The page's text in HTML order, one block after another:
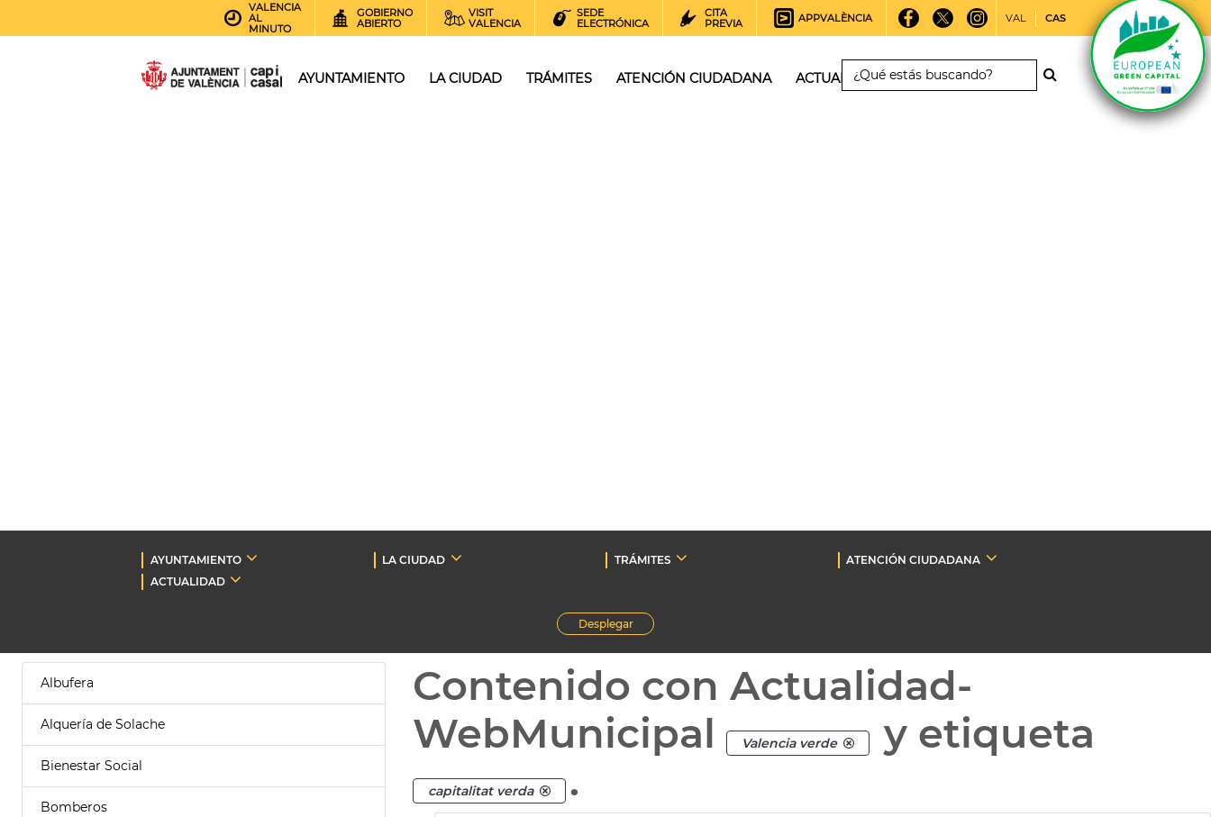
VALENCIA
AL
MINUTO
GOBIERNO
ABIERTO
VISIT
VALENCIA
SEDE
ELECTRÓNICA
CITA
PREVIA
APPVALÈNCIA VAL CAS
AYUNTAMIENTO LA CIUDAD TRÁMITES ATENCIÓN CIUDADANA ACTUALIDAD
AYUNTAMIENTO LA CIUDAD TRÁMITES
ATENCIÓN CIUDADANA
ACTUALIDAD
Desplegar
Albufera
Alquería de Solache
Bienestar Social
Bomberos
Contenido con Actualidad-
WebMunicipal
Valencia verde y etiqueta
capitalitat verda .